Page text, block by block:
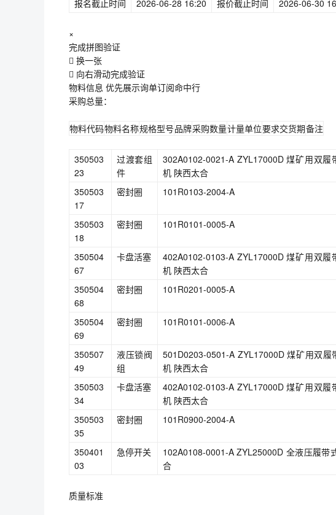
报名截止时间
2026-06-28 16:20 报价截止时间 2026-06-30
×
完成拼图验证
 换一张
 向右滑动完成验证
物料信息 优先展示询单订阅命中行
采购总量：
物料代码物料名称规格型号品牌采购数量计量单位要求交货期备注
350503
23
过渡套组
件
302A0102-0021-A ZYL17000D 煤矿用双履
机 陕西太合
350503
17
密封圈 101R0103-2004-A
350503
18
密封圈 101R0101-0005-A
350504
67
卡盘活塞
402A0102-0103-A ZYL17000D 煤矿用双履
机 陕西太合
350504
68
密封圈 101R0201-0005-A
350504
69
密封圈 101R0101-0006-A
350507
49
液压锁阀
组
501D0203-0501-A ZYL17000D 煤矿用双
机 陕西太合
350503
34
卡盘活塞
402A0102-0103-A ZYL17000D 煤矿用双履
机 陕西太合
350503
35
密封圈 101R0900-2004-A
350401
03
急停开关
102A0108-0001-A ZYL25000D 全液压履带
合
质量标准